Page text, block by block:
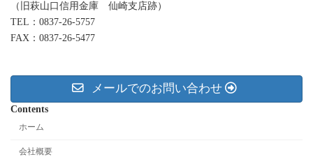
（旧萩山口信用金庫 仙崎支店跡）
TEL：0837-26-5757
FAX：0837-26-5477
メールでのお問い合わせ
Contents
ホーム
会社概要